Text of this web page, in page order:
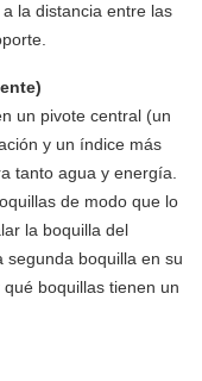
la distancia entre las
un pivote central (un
y un índice más
tanto agua y energía.
de modo que lo
la boquilla del
segunda boquilla en su
boquillas tienen un